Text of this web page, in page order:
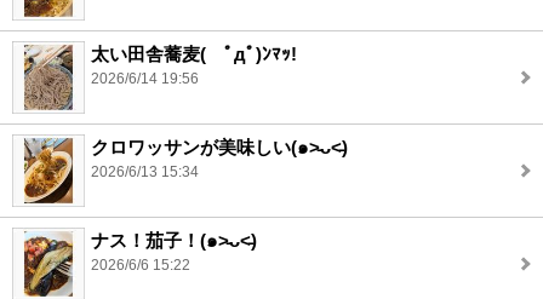
太い田舎蕎麦( ﾟдﾟ)ﾝﾏｯ!
2026/6/14 19:56
クロワッサンが美味しい(๑˃̵ᴗ˂̵)
2026/6/13 15:34
ナス！茄子！(๑˃̵ᴗ˂̵)
2026/6/6 15:22